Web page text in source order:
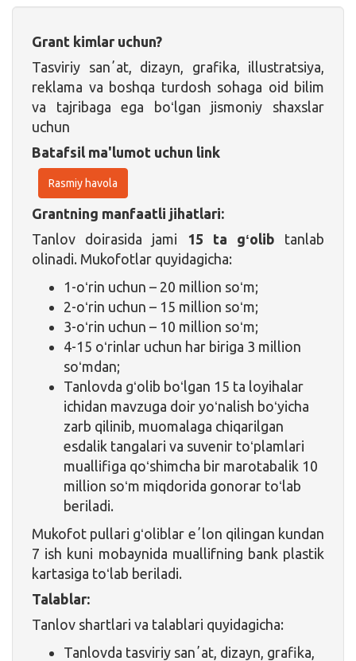
Grant kimlar uchun?
Tasviriy sanʼat, dizayn, grafika, illustratsiya,
reklama va boshqa turdosh sohaga oid bilim
va tajribaga ega boʻlgan jismoniy shaxslar
uchun
Batafsil ma'lumot uchun link
Rasmiy havola
Grantning manfaatli jihatlari:
Tanlov doirasida jami
15 ta gʻolib tanlab
olinadi. Mukofotlar quyidagicha:
1-oʻrin uchun – 20 million soʻm;
2-oʻrin uchun – 15 million soʻm;
3-oʻrin uchun – 10 million soʻm;
4-15 oʻrinlar uchun har biriga 3 million
soʻmdan;
Tanlovda gʻolib boʻlgan 15 ta loyihalar
ichidan mavzuga doir yoʻnalish boʻyicha
zarb qilinib, muomalaga chiqarilgan
esdalik tangalari va suvenir toʻplamlari
muallifiga qoʻshimcha bir marotabalik 10
million soʻm miqdorida gonorar toʻlab
beriladi.
Mukofot pullari gʻoliblar eʼlon qilingan kundan
7 ish kuni mobaynida muallifning bank plastik
kartasiga toʻlab beriladi.
Talablar:
Tanlov shartlari va talablari quyidagicha:
Tanlovda tasviriy sanʼat, dizayn, grafika,